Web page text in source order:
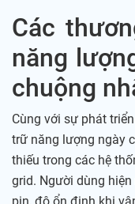
Các
năng
chuộng
Cùng với sự phát
trữ năng lượng ngày
thiếu trong các hệ
grid. Người dùng